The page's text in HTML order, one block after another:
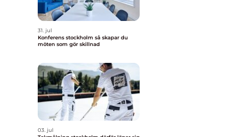
31. jul
Konferens stockholm så skapar du
möten som gör skillnad
03. jul